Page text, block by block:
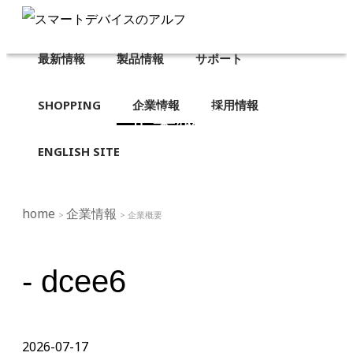
最新情報 製品情報 サポート
SHOPPING 企業情報 採用情報
ENGLISH SITE
企業概要
home > 企業情報 > 企業概要
- dcee6
2026-07-17